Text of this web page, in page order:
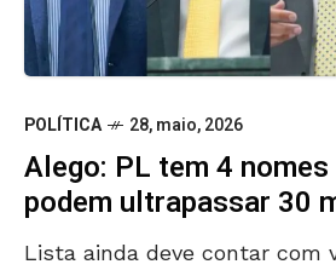
POLÍTICA 28, maio, 2026
Alego: PL tem 4
podem ultrapassar 30
Lista ainda deve contar com